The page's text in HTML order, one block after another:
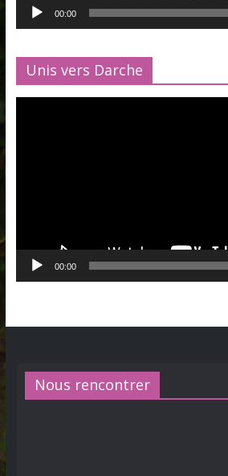
00:00
Unis vers Darche
00:00
Nous rencontrer